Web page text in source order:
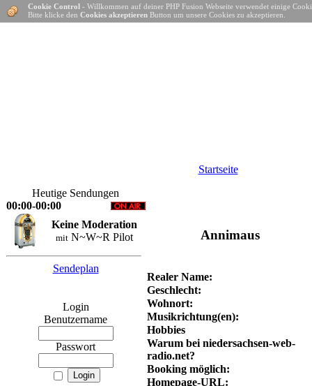
Startseite
Heutige Sendungen
00:00-00:00
Keine Moderation
mit N~W~R Pilot
Sendeplan
Login
Benutzername
Passwort
Annimaus
Realer Name:
Geschlecht:
Wohnort:
Musikrichtung(en):
Hobbies
Warum bei niedersachsen-web-
radio.net?
Booking möglich:
Homepage-URL:
Cookie Control - Willkommen auf deiner PHP Fusion Webseite verwendet einige
Bitte klicke den Cookies akzeptieren Button um unsere Cookies zu akzeptieren.